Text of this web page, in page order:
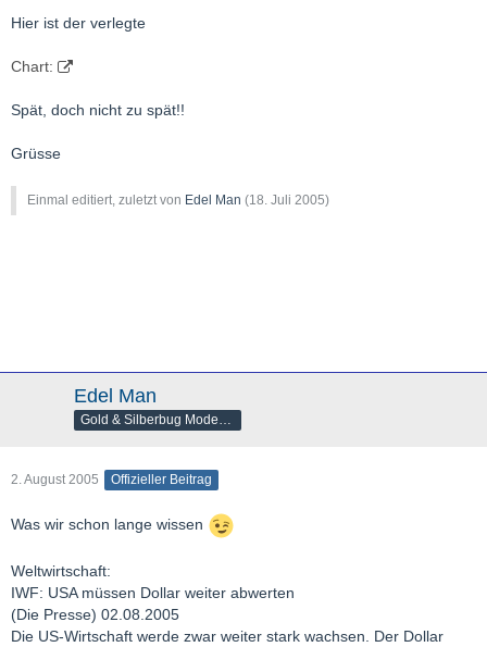
Hier ist der verlegte
Chart:
Spät, doch nicht zu spät!!
Grüsse
Einmal editiert, zuletzt von Edel Man (18. Juli 2005)
Edel Man
Gold & Silberbug Moderator
2. August 2005 Offizieller Beitrag
Was wir schon lange wissen
Weltwirtschaft:
IWF: USA müssen Dollar weiter abwerten
(Die Presse) 02.08.2005
Die US-Wirtschaft werde zwar weiter stark wachsen. Der Dollar